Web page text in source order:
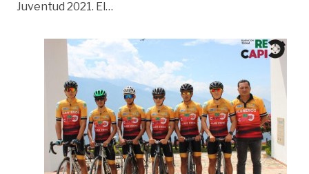
Juventud 2021. El…